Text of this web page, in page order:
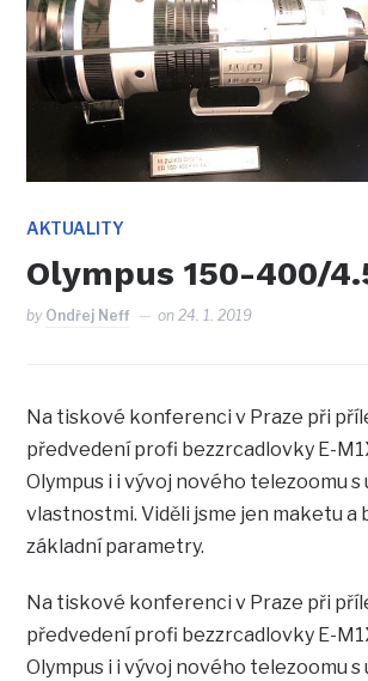
AKTUALITY
Olympus 150-400/
by Ondřej Neff on24. 1. 2019
Na tiskové konferenci v Praze při
předvedení profi bezzrcadlovky E-
Olympus i i vývoj nového telezoomu
vlastnostmi. Viděli jsme jen maketu a
základní parametry.
Na tiskové konferenci v Praze při
předvedení profi bezzrcadlovky E-
Olympus i i vývoj nového telezoomu